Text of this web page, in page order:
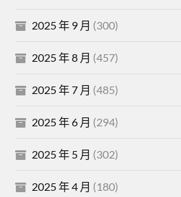
2025 年 9 月 (300)
2025 年 8 月 (457)
2025 年 7 月 (485)
2025 年 6 月 (294)
2025 年 5 月 (302)
2025 年 4 月 (180)